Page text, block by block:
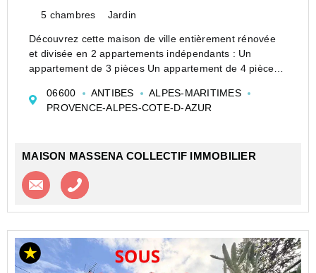
5 chambres Jardin
Découvrez cette maison de ville entièrement rénovée
et divisée en 2 appartements indépendants : Un
appartement de 3 pièces Un appartement de 4 pièces
terrasses agréables et de places de stationnement
priva...
06600 ANTIBES
ALPES-MARITIMES
PROVENCE-ALPES-COTE-D-AZUR
MAISON MASSENA COLLECTIF IMMOBILIER
Contacter l'agence